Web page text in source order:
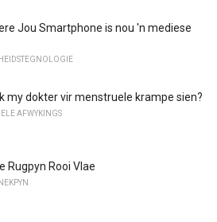
Jou Smartphone is nou 'n mediese
my dokter vir menstruele krampe sien?
AFWYKINGS
Rugpyn Rooi Vlae